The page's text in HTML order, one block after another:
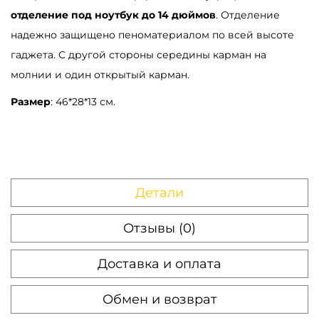
отделение под ноутбук до 14 дюймов. Отделение
надежно защищено пеноматериалом по всей высоте
гаджета. С другой стороны середины карман на
молнии и один открытый карман.
Размер: 46*28*13 см.
Детали
Отзывы (0)
Доставка и оплата
Обмен и возврат